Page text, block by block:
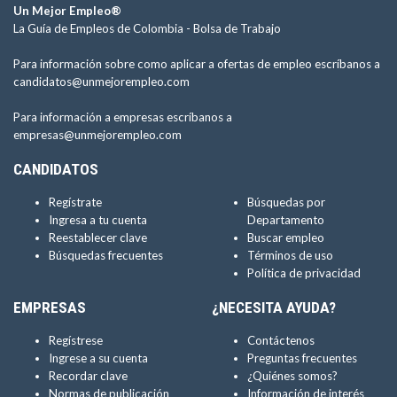
Un Mejor Empleo®
La Guía de Empleos de Colombia - Bolsa de Trabajo
Para información sobre como aplicar a ofertas de empleo escríbanos a
candidatos@unmejorempleo.com
Para información a empresas escríbanos a
empresas@unmejorempleo.com
CANDIDATOS
Regístrate
Ingresa a tu cuenta
Reestablecer clave
Búsquedas frecuentes
Búsquedas por
Departamento
Buscar empleo
Términos de uso
Política de privacidad
EMPRESAS
Regístrese
Ingrese a su cuenta
Recordar clave
Normas de publicación
¿NECESITA AYUDA?
Contáctenos
Preguntas frecuentes
¿Quiénes somos?
Información de interés